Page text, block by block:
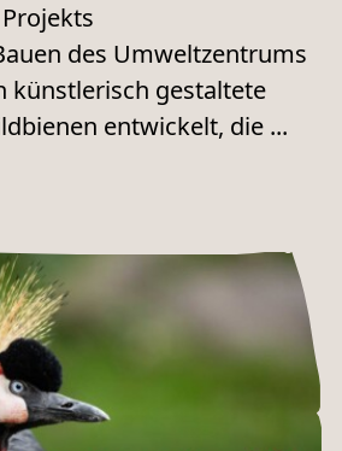
des Umweltzentrums
künstlerisch gestaltete
entwickelt, die ...